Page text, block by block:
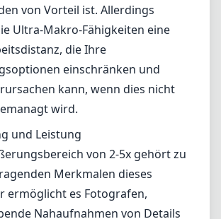
ermöglicht es Fotografen,
Nahaufnahmen von Details
die oft mit dem bloßen Auge
Allerdings kann das
solch hohen Vergrößerungen
sein; jede Erschütterung oder
zu verschwommenen Bildern
eines Stativs oder
Unterstützung wird dringend
optimale Ergebnisse zu
hinaus verfügt das Objektiv